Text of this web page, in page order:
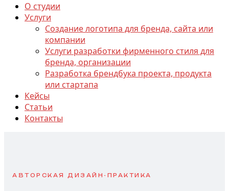
О студии
Услуги
Создание логотипа для бренда, сайта или
компании
Услуги разработки фирменного стиля для
бренда, организации
Разработка брендбука проекта, продукта
или стартапа
Кейсы
Статьи
Контакты
АВТОРСКАЯ ДИЗАЙН-ПРАКТИКА